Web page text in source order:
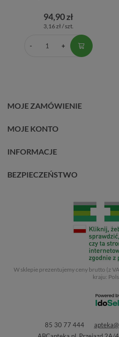
94,90 zł
3,16 zł / szt.
MOJE ZAMÓWIENIE
MOJE KONTO
INFORMACJE
BEZPIECZEŃSTWO
W sklepie prezentujemy ceny brutto (z
kraju:
85 30 77 444